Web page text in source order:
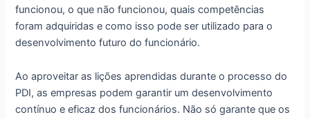
funcionou, o que não funcionou, quais competências
foram adquiridas e como isso pode ser utilizado para o
desenvolvimento futuro do funcionário.
Ao aproveitar as lições aprendidas durante o processo do
PDI, as empresas podem garantir um desenvolvimento
contínuo e eficaz dos funcionários. Não só garante que os